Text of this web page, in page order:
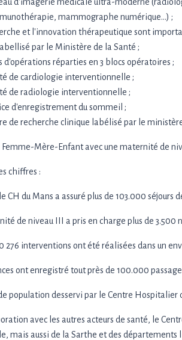
mammographe numérique...) ;
et l'innovation thérapeutique sont
par le Ministère de la Santé ;
d'opérations réparties en 3 blocs opératoires ;
de cardiologie interventionnelle ;
de radiologie interventionnelle ;
d'enregistrement du sommeil ;
de recherche clinique labélisé par le
Femme-Mère-Enfant avec une maternité de
chiffres :
CH du Mans a assuré plus de 103.000 séjours
de niveau III a pris en charge plus de 3.500
276 interventions ont été réalisées dans un
ont enregistré tout près de 100.000
population desservi par le Centre Hospitalier
avec les autres acteurs de santé, le
mais aussi de la Sarthe et des